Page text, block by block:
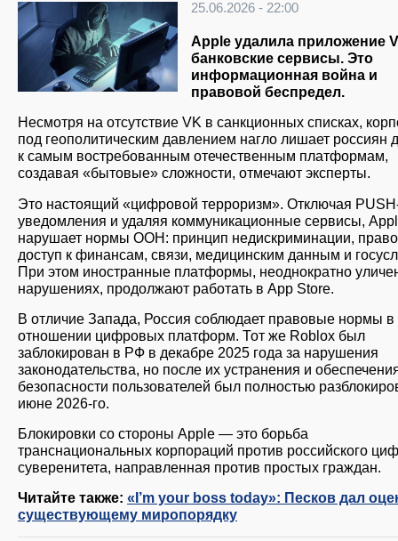
25.06.2026 - 22:00
Apple удалила приложение
банковские сервисы. Это
информационная война и
правовой беспредел.
Несмотря на отсутствие VK в санкционных списках,
под геополитическим давлением нагло лишает россиян
к самым востребованным отечественным платформам,
создавая «бытовые» сложности, отмечают эксперты.
Это настоящий «цифровой терроризм». Отключая
уведомления и удаляя коммуникационные сервисы,
нарушает нормы ООН: принцип недискриминации,
доступ к финансам, связи, медицинским данным и
При этом иностранные платформы, неоднократно
нарушениях, продолжают работать в App Store.
В отличие Запада, Россия соблюдает правовые нормы в
отношении цифровых платформ. Тот же Roblox был
заблокирован в РФ в декабре 2025 года за нарушения
законодательства, но после их устранения и
безопасности пользователей был полностью
июне 2026-го.
Блокировки со стороны Apple — это борьба
транснациональных корпораций против российского
суверенитета, направленная против простых граждан.
Читайте также: «I’m your boss today»: Песков дал
существующему миропорядку